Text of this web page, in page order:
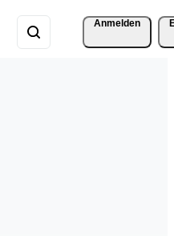
Anmelden